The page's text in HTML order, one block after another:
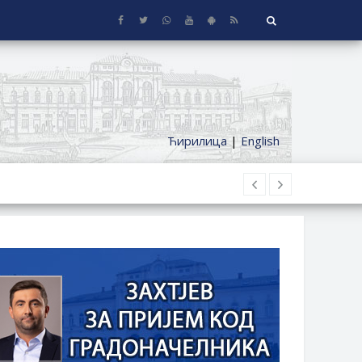
Ћирилица|English
SA OKUĆNICOM NA TERITORIJI
DODATAK ZA DEMOBILISANE BORCE
ETAŽNIH VLASNIKA I JAVNI